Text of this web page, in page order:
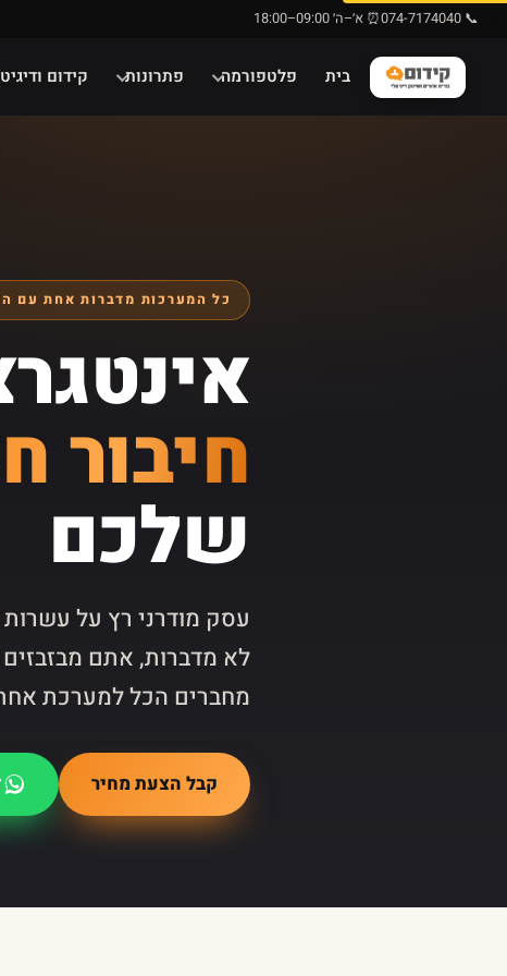
📞 074-7174040 ⏰ א׳–ה׳ 09:00–18:00
בית פלטפורמה פתרונות קידום
כל המערכות מדברות אחת עם
חיבור
שלכם
לא מדברות, אתם מבזבזים
מחברים הכל למערכת
קבל הצעת מחיר